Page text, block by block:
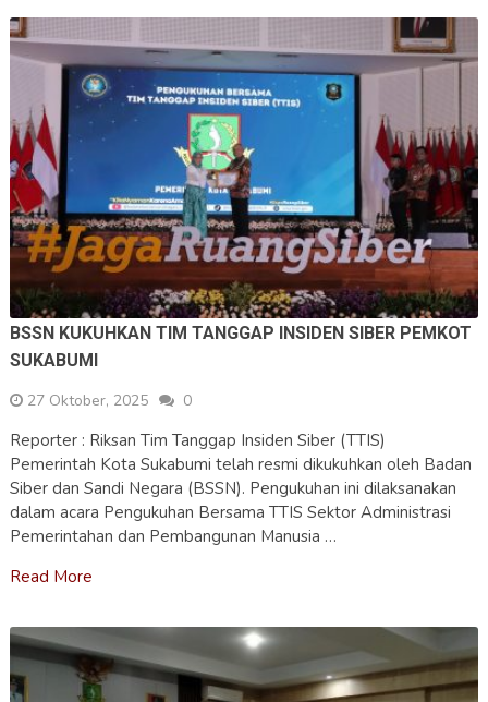
BSSN KUKUHKAN TIM TANGGAP INSIDEN SIBER PEMKOT
SUKABUMI
27 Oktober, 2025
0
Reporter : Riksan Tim Tanggap Insiden Siber (TTIS)
Pemerintah Kota Sukabumi telah resmi dikukuhkan oleh Badan
Siber dan Sandi Negara (BSSN). Pengukuhan ini dilaksanakan
dalam acara Pengukuhan Bersama TTIS Sektor Administrasi
Pemerintahan dan Pembangunan Manusia …
Read More